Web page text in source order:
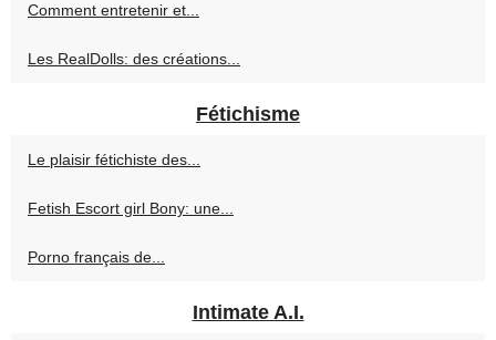
Comment entretenir et...
Les RealDolls: des créations...
Fétichisme
Le plaisir fétichiste des...
Fetish Escort girl Bony: une...
Porno français de...
Intimate A.I.